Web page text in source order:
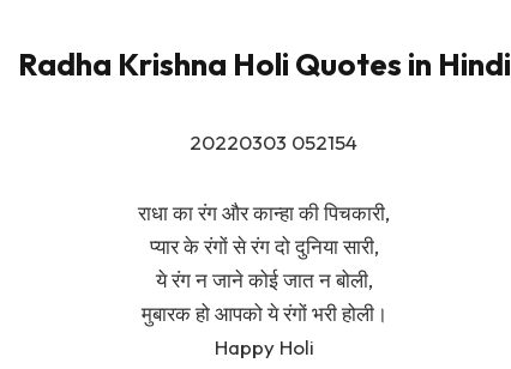
Radha Krishna Holi Quotes in Hindi
राधा का रंग और कान्हा की पिचकारी,
प्यार के रंगों से रंग दो दुनिया सारी,
ये रंग न जाने कोई जात न बोली,
मुबारक हो आपको ये रंगों भरी होली।
Happy Holi